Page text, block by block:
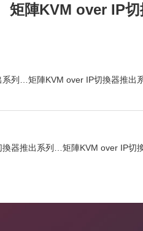
矩陣KVM over IP
系列…矩陣KVM over IP切換器推
換器推出系列…矩陣KVM over IP切